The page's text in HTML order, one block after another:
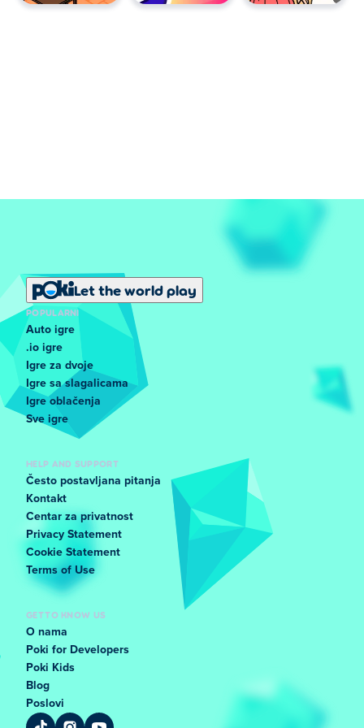
Let the world play
POPULARNI
Auto igre
.io igre
Igre za dvoje
Igre sa slagalicama
Igre oblačenja
Sve igre
HELP AND SUPPORT
Često postavljana pitanja
Kontakt
Centar za privatnost
Privacy Statement
Cookie Statement
Terms of Use
GET TO KNOW US
O nama
Poki for Developers
Poki Kids
Blog
Poslovi